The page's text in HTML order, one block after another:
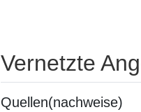
Vernetzte
Quellen(nachweise)